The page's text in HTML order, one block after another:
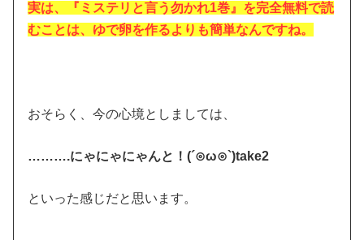
実は、『ミステリと言う勿かれ1巻』を完全無料で読
むことは、ゆで卵を作るよりも簡単なんですね。
おそらく、今の心境としましては、
……….にゃにゃにゃんと！(´⊙ω⊙`)take2
といった感じだと思います。